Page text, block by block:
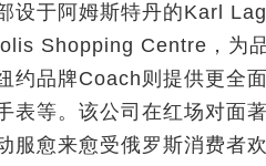
设于阿姆斯特丹的Karl
Shopping Centre，为
约品牌Coach则提供更全
表等。该公司在红场对面
服愈来愈受俄罗斯消费者